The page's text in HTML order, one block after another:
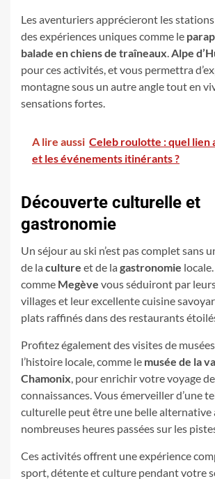
Les aventuriers apprécieront les
des expériences uniques comme le
balade en chiens de traîneaux.Alpe
pour ces activités, et vous permettra
montagne sous un autre angle tout en
sensations fortes.
A lire aussi Celeb roulotte : quel lien
et les événements itinérants ?
Découverte culturelle et
gastronomie
Un séjour au ski n’est pas complet sans
de la culture et de la gastronomie
comme Megève vous séduiront par
villages et leur excellente cuisine
plats raffinés dans des restaurants
Profitez également des visites de
l’histoire locale, comme le musée de la
Chamonix, pour enrichir votre voyage
connaissances. Vous émerveiller d’une
culturelle peut être une belle alternative
nombreuses heures passées sur les
Ces activités offrent une expérience
sport, détente et culture pendant votre